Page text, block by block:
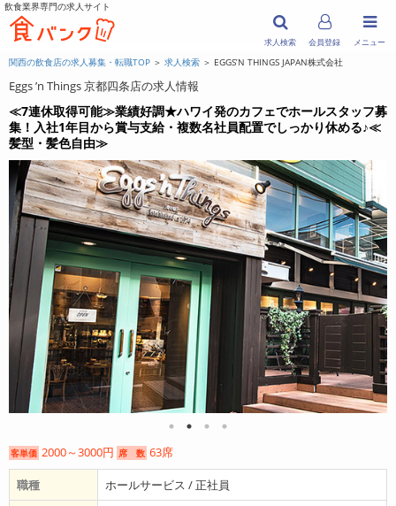
飲食業界専門の求人サイト
メニュー
求人検索 会員登録
関西の飲食店の求人募集・転職TOP ＞ 求人検索 ＞ EGGS’N THINGS JAPAN株式会社
Eggs ’n Things 京都四条店の求人情報
≪7連休取得可能≫業績好調★ハワイ発のカフェでホールスタッフ募
集！入社1年目から賞与支給・複数名社員配置でしっかり休める♪≪
髪型・髪色自由≫
客単価 2000～3000円 席 数 63席
職種
ホールサービス / 正社員